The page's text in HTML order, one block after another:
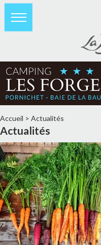
Accueil > Actualités
Actualités